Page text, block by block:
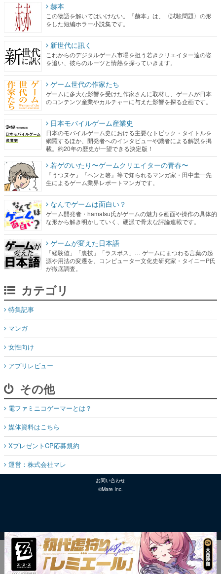
赫本
この物語を解いてはいけない。『赫本』は、〈試験問題〉の形
をした短編ホラー小説集です。
新世代に訊く
これからのデジタルゲーム市場を担う若きクリエイター達の姿
を追い、彼らのルーツと情熱を探っていきます。
ゲーム世代の作家たち
ゲームに多大な影響を受けた作家さんに取材し、ゲームが日本
のコンテンツ産業やカルチャーに与えた影響を探る企画です。
日本モバイルゲーム産業史
日本のモバイルゲーム史における主要なトピック・タイトルを
網羅するほか、開発者へのインタビューや識者による解説を掲
載。約20年の歴史が一望できる決定版！
若ゲのいたり〜ゲームクリエイターの青春〜
『うつヌケ』『ペンと箸』等で知られるマンガ家・田中圭一先
生によるゲーム業界レポートマンガです。
なんでゲームは面白い？
ゲーム開発者・hamatsu氏がゲームの魅力を画面や操作の具体的
な形から解き明かしていく、硬派で骨太な評論連載です。
ゲームが変えた日本語
「経験値」「裏技」「ラスボス」… ゲームにまつわる言葉の起
源や用法の変遷を、コンピューター文化史研究家・タイニーP氏
が徹底調査。
カテゴリ
特集記事
マンガ
女性向け
アプリレビュー
その他
電ファミニコゲーマーとは？
媒体資料はこちら
XプレゼントCP応募規約
運営：株式会社マレ
お問い合わせ
©Mare Inc.